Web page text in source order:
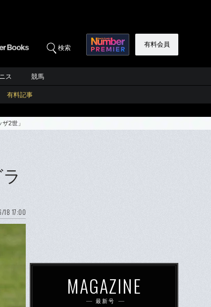
検索 有料会員
ス 競馬
有料記事
2世」
18 17:00
MAGAZINE
最新号